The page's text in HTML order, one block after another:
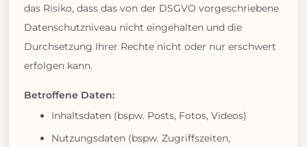
das Risiko, dass das von der DSGVO vorgeschriebene
Datenschutzniveau nicht eingehalten und die
Durchsetzung Ihrer Rechte nicht oder nur erschwert
erfolgen kann.
Betroffene Daten:
Inhaltsdaten (bspw. Posts, Fotos, Videos)
Nutzungsdaten (bspw. Zugriffszeiten,